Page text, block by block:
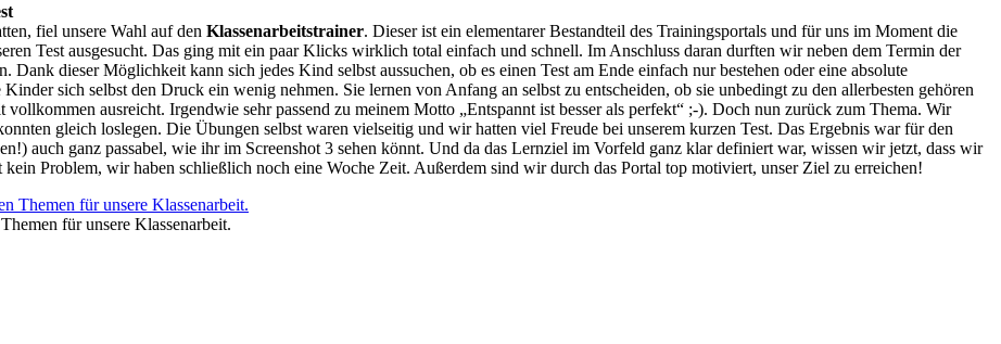
fiel unsere Wahl auf den Klassenarbeitstrainer. Dieser ist ein elementarer Bestandteil des Trainingsportals und für uns im Moment die
Test ausgesucht. Das ging mit ein paar Klicks wirklich total einfach und schnell. Im Anschluss daran durften wir neben dem Termin der
dieser Möglichkeit kann sich jedes Kind selbst aussuchen, ob es einen Test am Ende einfach nur bestehen oder eine absolute
sich selbst den Druck ein wenig nehmen. Sie lernen von Anfang an selbst zu entscheiden, ob sie unbedingt zu den allerbesten gehören
ausreicht. Irgendwie sehr passend zu meinem Motto „Entspannt ist besser als perfekt“ ;-). Doch nun zurück zum Thema. Wir
gleich loslegen. Die Übungen selbst waren vielseitig und wir hatten viel Freude bei unserem kurzen Test. Das Ergebnis war für den
auch ganz passabel, wie ihr im Screenshot 3 sehen könnt. Und da das Lernziel im Vorfeld ganz klar definiert war, wissen wir jetzt, dass wir
Problem, wir haben schließlich noch eine Woche Zeit. Außerdem sind wir durch das Portal top motiviert, unser Ziel zu erreichen!
für unsere Klassenarbeit.